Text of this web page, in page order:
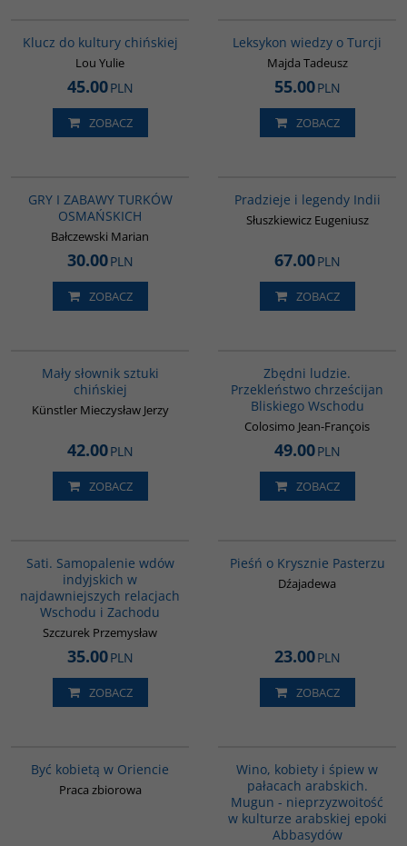
Klucz do kultury chińskiej
Lou Yulie
45.00PLN
ZOBACZ
Leksykon wiedzy o Turcji
Majda Tadeusz
55.00PLN
ZOBACZ
GRY I ZABAWY TURKÓW
OSMAŃSKICH
Bałczewski Marian
30.00PLN
ZOBACZ
Pradzieje i legendy Indii
Słuszkiewicz Eugeniusz
67.00PLN
ZOBACZ
Mały słownik sztuki
chińskiej
Künstler Mieczysław Jerzy
42.00PLN
ZOBACZ
Zbędni ludzie.
Przekleństwo chrześcijan
Bliskiego Wschodu
Colosimo Jean-François
49.00PLN
ZOBACZ
Sati. Samopalenie wdów
indyjskich w
najdawniejszych relacjach
Wschodu i Zachodu
Szczurek Przemysław
35.00PLN
ZOBACZ
Pieśń o Krysznie Pasterzu
Dźajadewa
23.00PLN
ZOBACZ
Być kobietą w Oriencie
Praca zbiorowa
Wino, kobiety i śpiew w
pałacach arabskich.
Mugun - nieprzyzwoitość
w kulturze arabskiej epoki
Abbasydów